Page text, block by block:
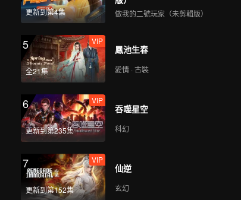
VIP Python(Moving Ver.)
VIP I Dream(Moving Ver.)
VIP No Way(Moving Ver.)
更新到第4集 做我的二號玩家（未剪輯版）
5
全21集
VIP
鳳池生春
愛情 · 古裝
6
更新到第235集
VIP
吞噬星空
科幻
7
更新到第152集
VIP
仙逆
玄幻